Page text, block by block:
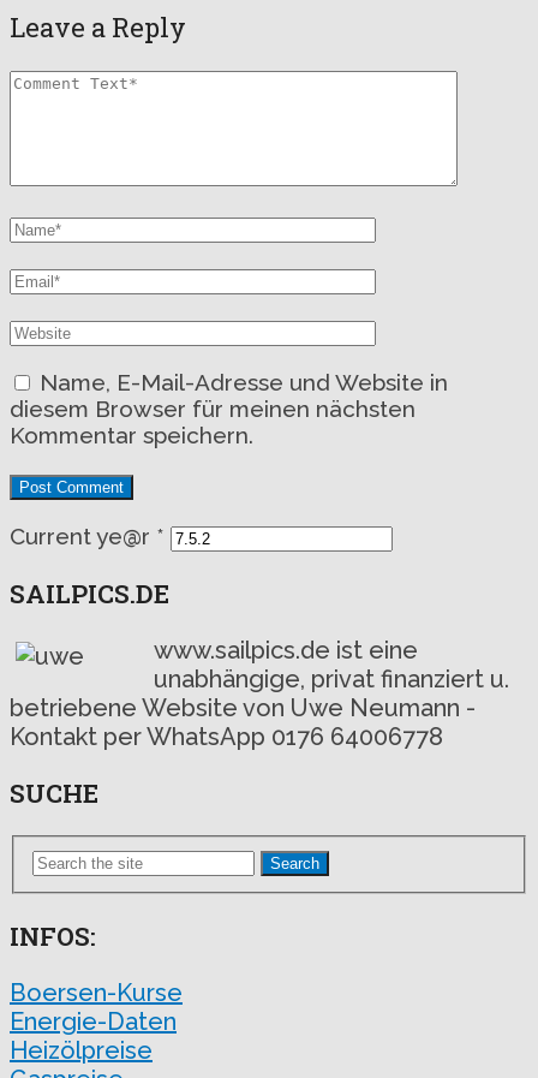
Leave a Reply
Name, E-Mail-Adresse und Website in
diesem Browser für meinen nächsten
Kommentar speichern.
Current ye@r *
SAILPICS.DE
www.sailpics.de ist eine
unabhängige, privat finanziert u.
betriebene Website von Uwe Neumann -
Kontakt per WhatsApp 0176 64006778
SUCHE
Search
INFOS:
Boersen-Kurse
Energie-Daten
Heizölpreise